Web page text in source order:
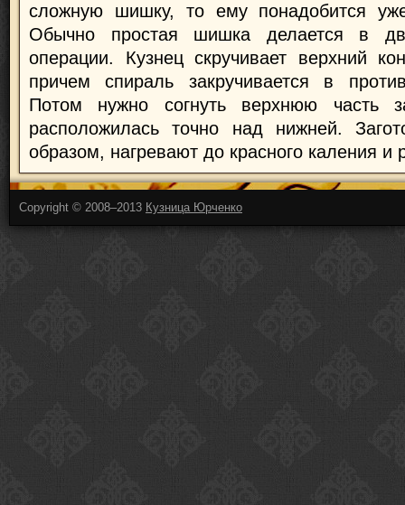
сложную шишку, то ему понадобится
Обычно простая шишка делается в
операции. Кузнец скручивает верхний
причем спираль закручивается в
Потом нужно согнуть верхнюю часть
расположилась точно над нижней.
образом, нагревают до красного каления и
Copyright © 2008–2013 Кузница Юрченко